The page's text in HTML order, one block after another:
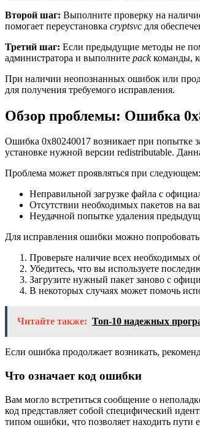
Второй шаг: Выполните проверку на
помогает переустановка cryptsvc для
Третий шаг: Если предыдущие методы не
администратора и выполните packкоманды,
При наличии неопознанных ошибок или
для получения требуемого исправления.
Обзор проблемы: Ошибка
Ошибка 0x80240017 возникает при попытке
установке нужной версии redistributable.
Проблема может проявляться при следующем:
Неправильной загрузке файла с
Отсутствии необходимых пакетов на
Неудачной попытке удаления
Для исправления ошибки можно
Проверьте наличие всех необходимых
Убедитесь, что вы используете
Загрузите нужный пакет заново с
В некоторых случаях может помочь
Читайте также: Топ-10 надежных
Если ошибка продолжает возникать,
Что означает код ошибки
Вам могло встретиться сообщение о
код представляет собой специфический
типом ошибки, что позволяет находить пути